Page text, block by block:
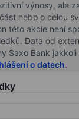
výnosy, ale
nebo o celou
této akcie není
Data od
Saxo Bank jakkoli
o datech.